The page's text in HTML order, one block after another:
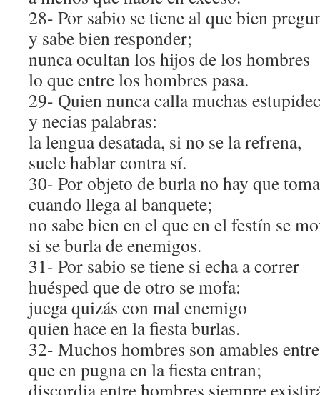
28- Por sabio se tiene al que bien
y sabe bien responder;
nunca ocultan los hijos de los hombres
lo que entre los hombres pasa.
29- Quien nunca calla muchas
y necias palabras:
la lengua desatada, si no se la refrena,
suele hablar contra sí.
30- Por objeto de burla no hay que
cuando llega al banquete;
no sabe bien en el que en el festín se
si se burla de enemigos.
31- Por sabio se tiene si echa a correr
huésped que de otro se mofa:
juega quizás con mal enemigo
quien hace en la fiesta burlas.
32- Muchos hombres son amables
que en pugna en la fiesta entran;
discordia entre hombres siempre